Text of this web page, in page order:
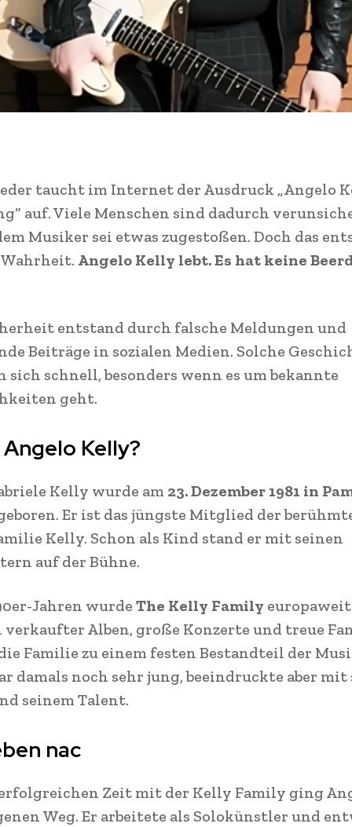
taucht im Internet der Ausdruck „Angelo
auf. Viele Menschen sind dadurch
Musiker sei etwas zugestoßen. Doch das
Angelo Kelly lebt. Es hat keine
entstand durch falsche Meldungen und
Beiträge in sozialen Medien. Solche
sich schnell, besonders wenn es um bekannte
geht.
Kelly?
Kelly wurde am 23. Dezember 1981 in
Er ist das jüngste Mitglied der
Kelly. Schon als Kind stand er mit seinen
auf der Bühne.
Jahren wurde The Kelly Family
Alben, große Konzerte und treue
Familie zu einem festen Bestandteil der
damals noch sehr jung, beeindruckte aber mit
seinem Talent.
nac
Zeit mit der Kelly Family ging
Weg. Er arbeitete als Solokünstler und